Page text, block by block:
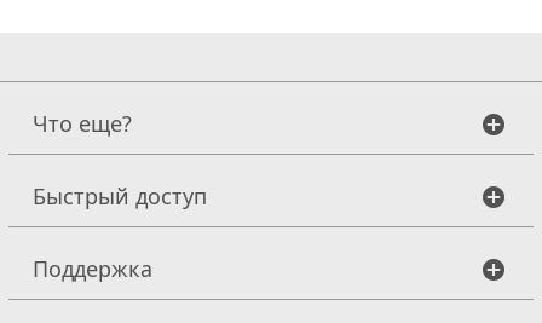
Что еще?
Быстрый доступ
Поддержка